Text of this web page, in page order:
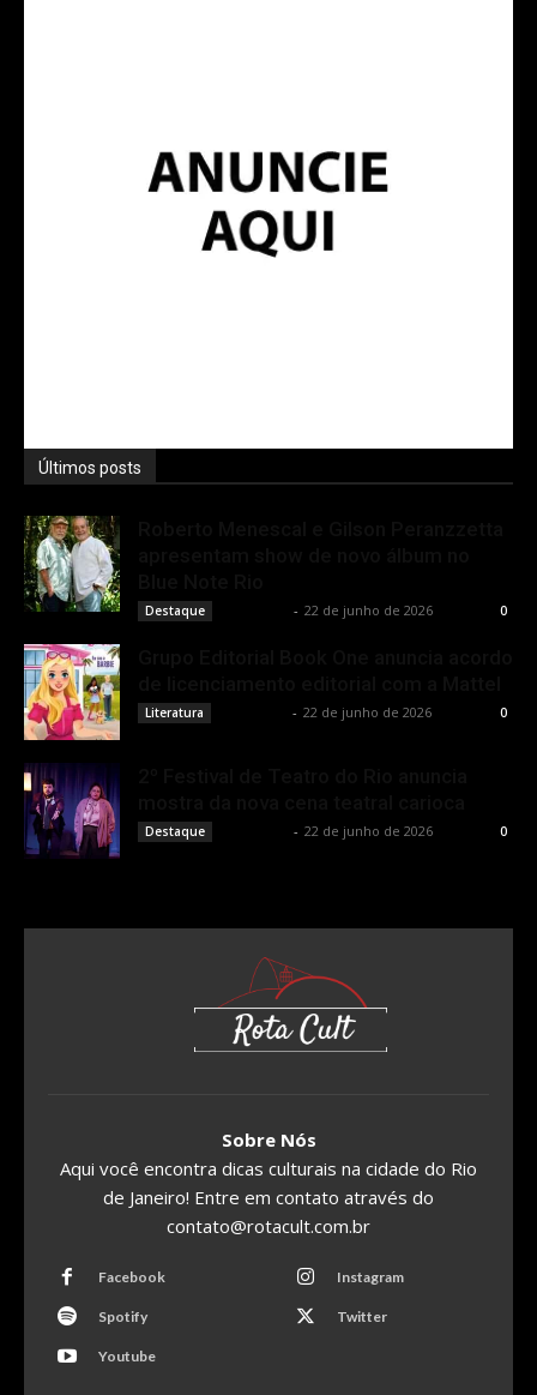
Últimos posts
Destaque - 22 de junho de 2026 0
Literatura - 22 de junho de 2026 0
Destaque - 22 de junho de 2026 0
Sobre Nós
Aqui você encontra dicas culturais na cidade do Rio
de Janeiro! Entre em contato através do
contato@rotacult.com.br
Facebook Instagram
Spotify Twitter
Youtube